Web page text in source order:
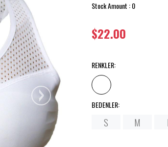
›
Stock Amount :0
$22.00
RENKLER:
BEDENLER:
S M L